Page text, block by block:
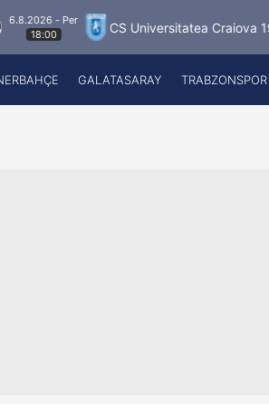
Per
CS Universitatea Craiova 1948
GALATASARAY TRABZONSPOR